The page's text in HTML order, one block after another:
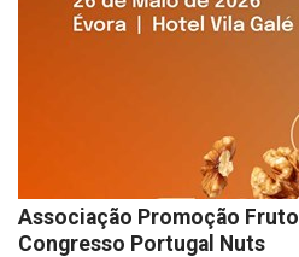
Associação Promoção
Congresso Portugal Nuts